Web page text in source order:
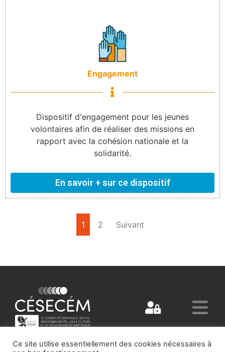
Engagement
Dispositif d'engagement pour les jeunes
volontaires afin de réaliser des missions en
rapport avec la cohésion nationale et la
solidarité.
En savoir + sur ce dispositif
1 2 Suivant
Ce site utilise essentiellement des cookies nécessaires à